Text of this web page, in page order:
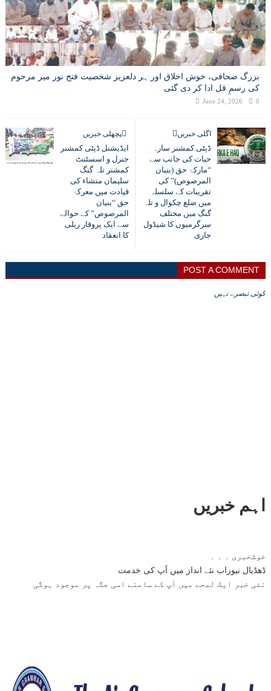
بزرگ صحافی، خوش اخلاق اور ہر دلعزیز شخصیت فتح نور میر مرحوم
کی رسمِ قل ادا کر دی گئی
June 24, 2026 0
اگلی خبریں
ڈپٹی کمشنر سارہ
حیات کی جانب سے
“مارکۂ حق (بنیان
المرصوص)” کی
تقریبات کے سلسلہ
میں ضلع چکوال و تلہ
گنگ میں مختلف
سرگرمیوں کا شیڈول
جاری
پچھلی خبریں
ایڈیشنل ڈپٹی کمشنر
جنرل و اسسٹنٹ
کمشنر تلہ گنگ
سلیمان منشاء کی
قیادت میں معرکۂ
حق “بنیان
المرصوص” کے حوالے
سے ایک پروقار ریلی
کا انعقاد
POST A COMMENT
کوئی تبصرے نہیں
اہم خبریں
ڈھڈیال نیوزاب نئے انداز میں آپ کی خدمت
نئی خبر ایک لمحے میں آپ کے سامنے اسی جگہ پر موجود ہوگی